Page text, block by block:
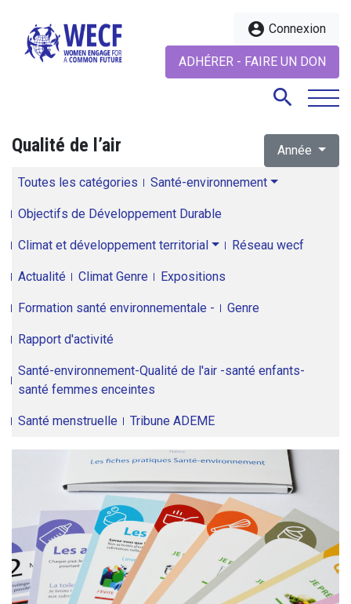
account_circle Connexion
ADHÉRER - FAIRE UN DON
search
Qualité de l’air Année
Toutes les catégories Santé-environnement
Objectifs de Développement Durable
Climat et développement territorial Réseau wecf
Actualité Climat Genre Expositions
Formation santé environnementale - Genre
Rapport d'activité
Santé-environnement-Qualité de l'air -santé enfants-
santé femmes enceintes
Santé menstruelle Tribune ADEME